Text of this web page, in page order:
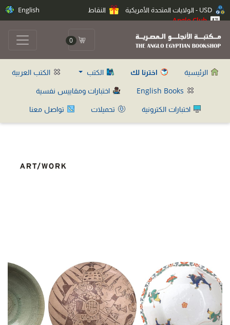
النقاط
Anglo Club
English
0
الرئيسية اخترنا لك الكتب
الكتب العربية
اختبارات ومقاييس نفسية
اختبارات الكترونية
تحميلات تواصل معنا